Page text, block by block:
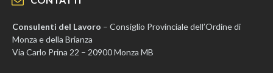
Consulenti del Lavoro – Consiglio Provinciale dell’Ordine di
Monza e della Brianza
Via Carlo Prina 22 – 20900 Monza MB